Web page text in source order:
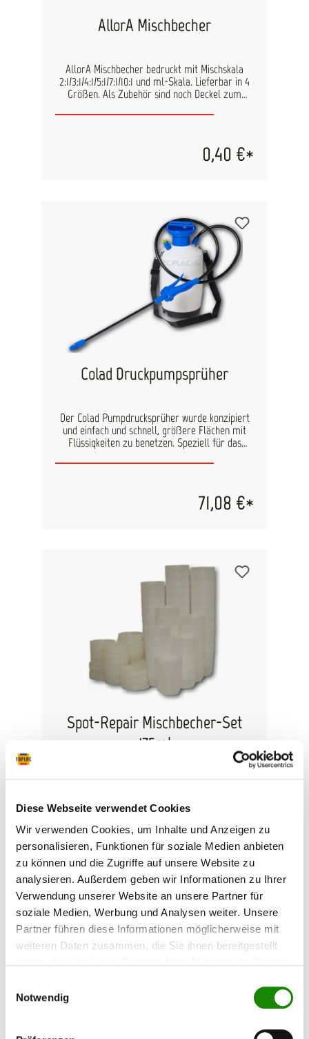
Diese Webseite verwendet Cookies
Wir verwenden Cookies, um Inhalte und Anzeigen zu
personalisieren, Funktionen für soziale Medien anbieten
zu können und die Zugriffe auf unsere Website zu
analysieren. Außerdem geben wir Informationen zu Ihrer
Verwendung unserer Website an unsere Partner für
soziale Medien, Werbung und Analysen weiter. Unsere
Partner führen diese Informationen möglicherweise mit
weiteren Daten zusammen, die Sie ihnen bereitgestellt
Notwendig
AllorA Mischbecher
AllorA Mischbecher bedruckt mit Mischskala
2:1/3:1/4:1/5:1/7:1/10:1 und ml-Skala. Lieferbar in 4
Größen. Als Zubehör sind noch Deckel zum
Mischbecher haben folgende Eigenschaften:
Kunststoff ist nicht giftig. Versandeinheit: 1 Stück
50 Stück = 1 VE Stange 300 Stück = 1 VE Karton
0,40 €*
Colad Druckpumpsprüher
Der Colad Pumpdrucksprüher wurde konzipiert
und einfach und schnell, größere Flächen mit
Flüssigkeiten zu benetzen. Speziell für das
Pumpdrucksprüher geeignet. Damit sparen Sie
Ihre Hände bleiben frei. Der Colad
Pumpbewegungen erreichen Sie den
Betriebsdruck von 3 bar. Ein Überdruckventil
sorgt auch bei diesem Gerät für die nötige
Sicherheit. Eigenschaften: Material:
transparenter Kunststoff von hoher Qualität
Nutzbarer Inhalt: 5 Liter Totales Hohlvolumen:
7,2 Liter Lehrgewicht: 1,77 kg Höhe: 410 mm
Durchmesser: 186 mm Arbeitsdruck: 3 bar
Sprühlanze: Eine Kunststoffsprühlanze aus PP
und PVC von 42 cm
71,08 €*
Spot-Repair Mischbecher-Set
175ml
Wasserbasislacke von 50 bis 150ml und 100 bis
dem dafür geeigneten Holzspatel eine optimale
Homogenisierung erreicht wird. Tote Zonen
werden vermieden. Dieser Kunststoffbecher
lässt sich nach der Reinigung mehrmals
verwenden. Lackrestmengen werden mit dem
vorgesehenen Deckel verschlossen und können
dadurch gelagert werden. (frostfrei, zwischen +5
und +40°C). Vorteile: hohe praktische
Funktionsfähigkeit mehrfach verwendbar gute
Standfestigkeit mit Deckel verschließbar Set
Inhalt: 75 Becher 175ml + 75 Deckel für 175ml
Becher
Inhalt:75 Stück
32,00 €*